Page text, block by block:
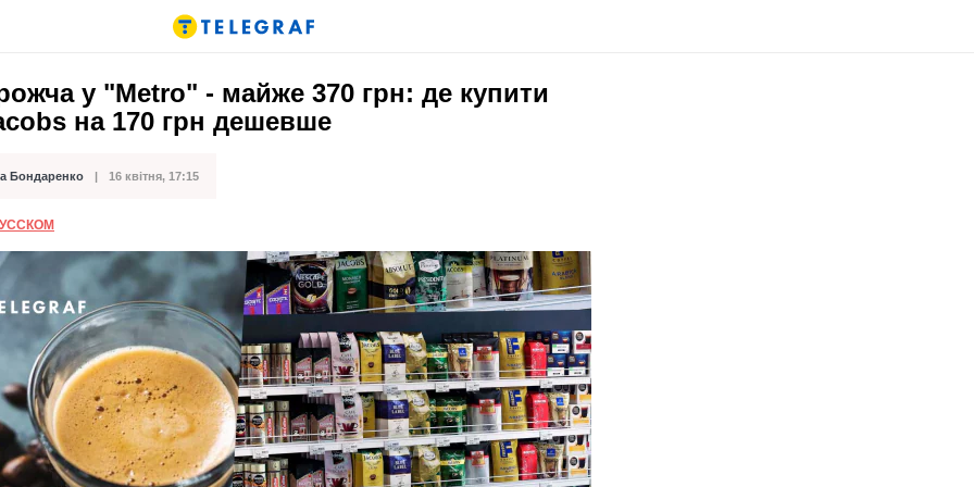
у "Metro" - майже 370 грн: де купити
на 170 грн дешевше
Бондаренко 16 квітня, 17:15